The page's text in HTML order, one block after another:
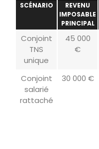
SCÉNARIO
REVENU
IMPOSABLE
PRINCIPAL
Conjoint
TNS
unique
45 000
€
Conjoint
salarié
rattaché
30 000 €